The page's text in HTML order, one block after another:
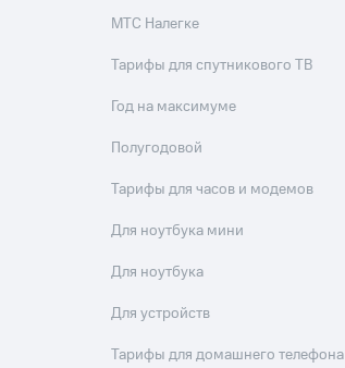
МТС Налегке
Тарифы для спутникового ТВ
Год на максимуме
Полугодовой
Тарифы для часов и модемов
Для ноутбука мини
Для ноутбука
Для устройств
Тарифы для домашнего телефона